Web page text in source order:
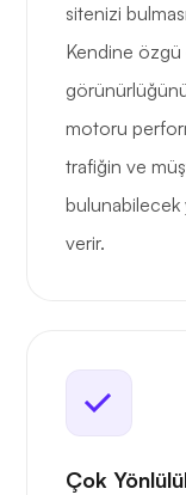
sitenizi
Kendine özgü
motoru
trafiğin ve
bulunabilecek
verir.
Çok